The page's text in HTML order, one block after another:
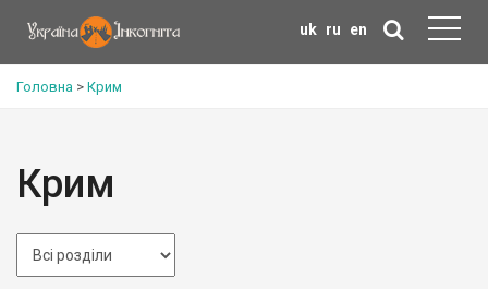
uk ru en
Головна > Крим
Крим